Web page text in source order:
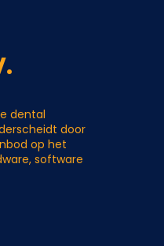
dental
door
op het
software